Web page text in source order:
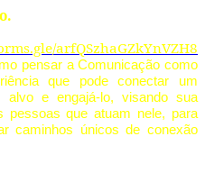
arfQSzhaGZkYnVZH8
pensar a Comunicação como
que pode conectar um
alvo e engajá-lo, visando sua
pessoas que atuam nele, para
caminhos únicos de conexão